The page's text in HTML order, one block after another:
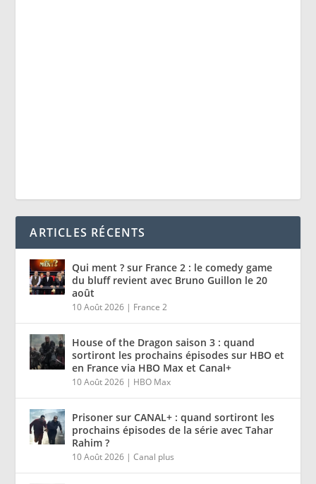
ARTICLES RÉCENTS
Qui ment ? sur France 2 : le comedy game
du bluff revient avec Bruno Guillon le 20
août
10 Août 2026 | France 2
House of the Dragon saison 3 : quand
sortiront les prochains épisodes sur HBO et
en France via HBO Max et Canal+
10 Août 2026 | HBO Max
Prisoner sur CANAL+ : quand sortiront les
prochains épisodes de la série avec Tahar
Rahim ?
10 Août 2026 |Canal plus